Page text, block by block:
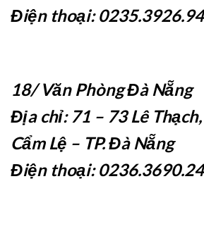
Điện thoại:
18/ Văn Phòng Đà Nẵng
Địa chỉ: 71 – 73 Lê Thạch,
Cẩm Lệ – TP. Đà Nẵng
Điện thoại: